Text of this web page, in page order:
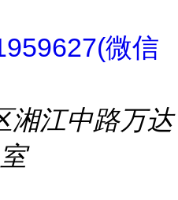
微信
湘江中路万达